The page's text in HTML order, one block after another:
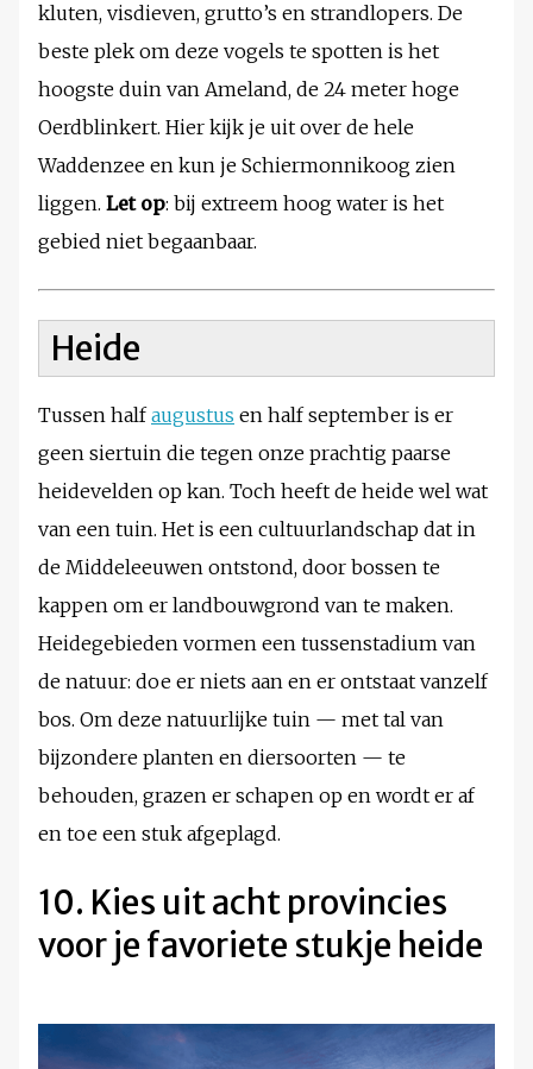
kluten, visdieven, grutto’s en strandlopers. De
beste plek om deze vogels te spotten is het
hoogste duin van Ameland, de 24 meter hoge
Oerdblinkert. Hier kijk je uit over de hele
Waddenzee en kun je Schiermonnikoog zien
liggen. Let op: bij extreem hoog water is het
gebied niet begaanbaar.
Heide
Tussen halfaugustus en half september is er
geen siertuin die tegen onze prachtig paarse
heidevelden op kan. Toch heeft de heide wel wat
van een tuin. Het is een cultuurlandschap dat in
de Middeleeuwen ontstond, door bossen te
kappen om er landbouwgrond van te maken.
Heidegebieden vormen een tussenstadium van
de natuur: doe er niets aan en er ontstaat vanzelf
bos. Om deze natuurlijke tuin — met tal van
bijzondere planten en diersoorten — te
behouden, grazen er schapen op en wordt er af
en toe een stuk afgeplagd.
10. Kies uit acht provincies
voor je favoriete stukje heide